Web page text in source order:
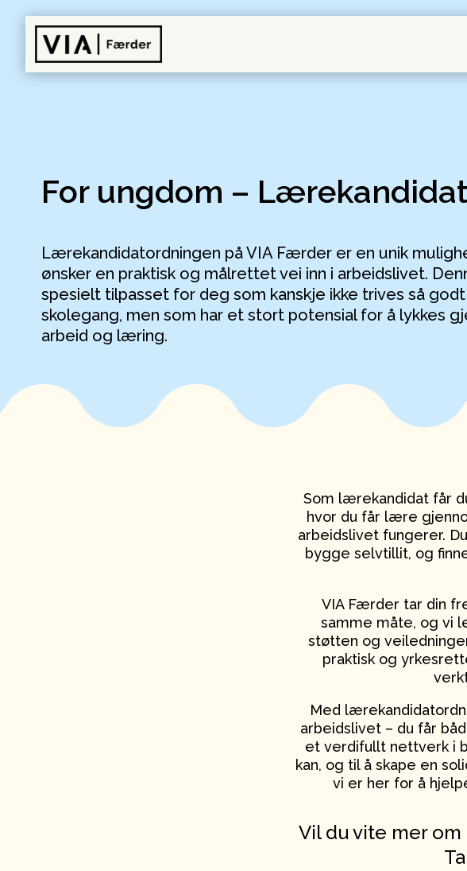
For ungdom –
Lærekandidatordningen på VIA Færder er en unik
ønsker en praktisk og målrettet vei inn i arbeidslivet.
spesielt tilpasset for deg som kanskje ikke trives så
skolegang, men som har et stort potensial for å lykkes
arbeid og læring.
Som lærekandidat får
hvor du får lære
arbeidslivet fungerer.
bygge selvtillit, og
VIA Færder tar din
samme måte, og vi
støtten og
praktisk og
Med
arbeidslivet – du får
et verdifullt nettverk i
kan, og til å skape en
vi er her for å
Vil du vite mer